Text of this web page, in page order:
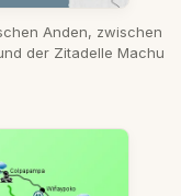
Anden, zwischen
der Zitadelle Machu